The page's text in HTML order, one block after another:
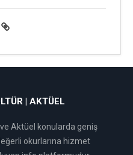
| AKTÜEL
Aktüel konularda geniş
okurlarına hizmet